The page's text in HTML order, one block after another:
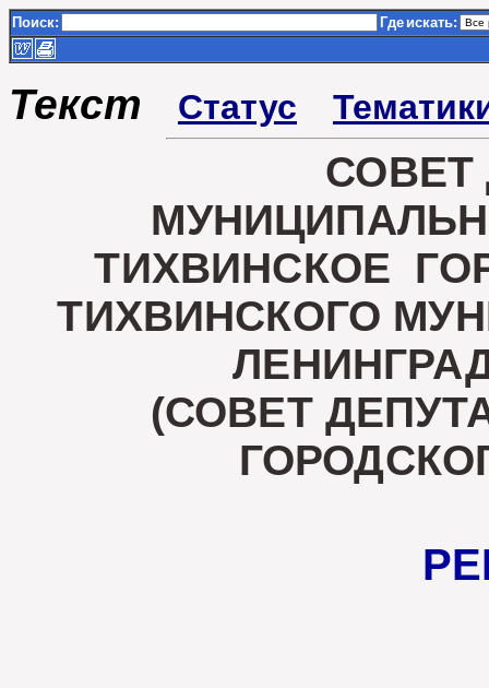
Поиск: Где искать:
Текст Статус
СОВЕТ
ТИХВИНСКОЕ
ТИХВИНСКОГО
(СОВЕТ